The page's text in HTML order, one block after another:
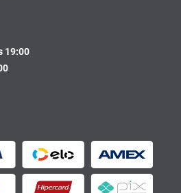
19:00